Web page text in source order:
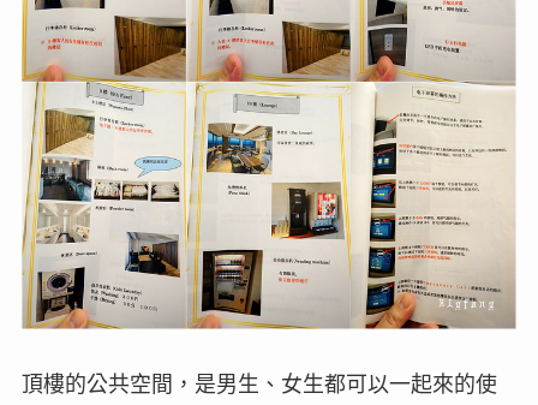
頂樓的公共空間，是男生、女生都可以一起來的使